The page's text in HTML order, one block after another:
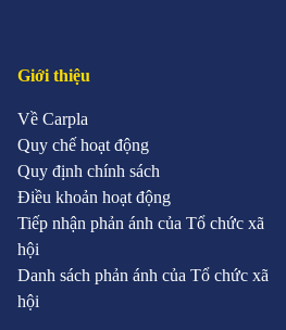
Giới thiệu
Về Carpla
Quy chế hoạt động
Quy định chính sách
Điều khoản hoạt động
Tiếp nhận phản ánh của Tổ chức xã
hội
Danh sách phản ánh của Tổ chức xã
hội